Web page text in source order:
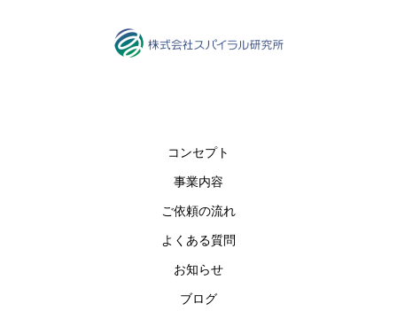
コンセプト
事業内容
ご依頼の流れ
よくある質問
お知らせ
ブログ